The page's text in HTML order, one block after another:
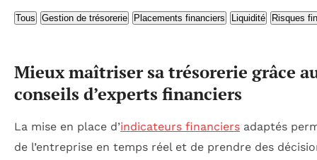
Tous Gestion de trésorerie Placements financiers Liquidité Risques
Mieux maîtriser sa trésorerie grâce
conseils d’experts financiers
La mise en place d’indicateurs financiers adaptés
de l’entreprise en temps réel et de prendre des